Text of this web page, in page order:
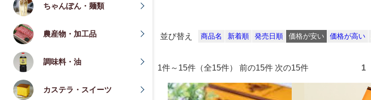
ちゃんぽん・麺類
農産物・加工品
調味料・油
カステラ・スイーツ
並び替え 商品名 新着順 発売日順 価格が安い 価格が高い
1件～15件（全15件） 前の15件 次の15件 1